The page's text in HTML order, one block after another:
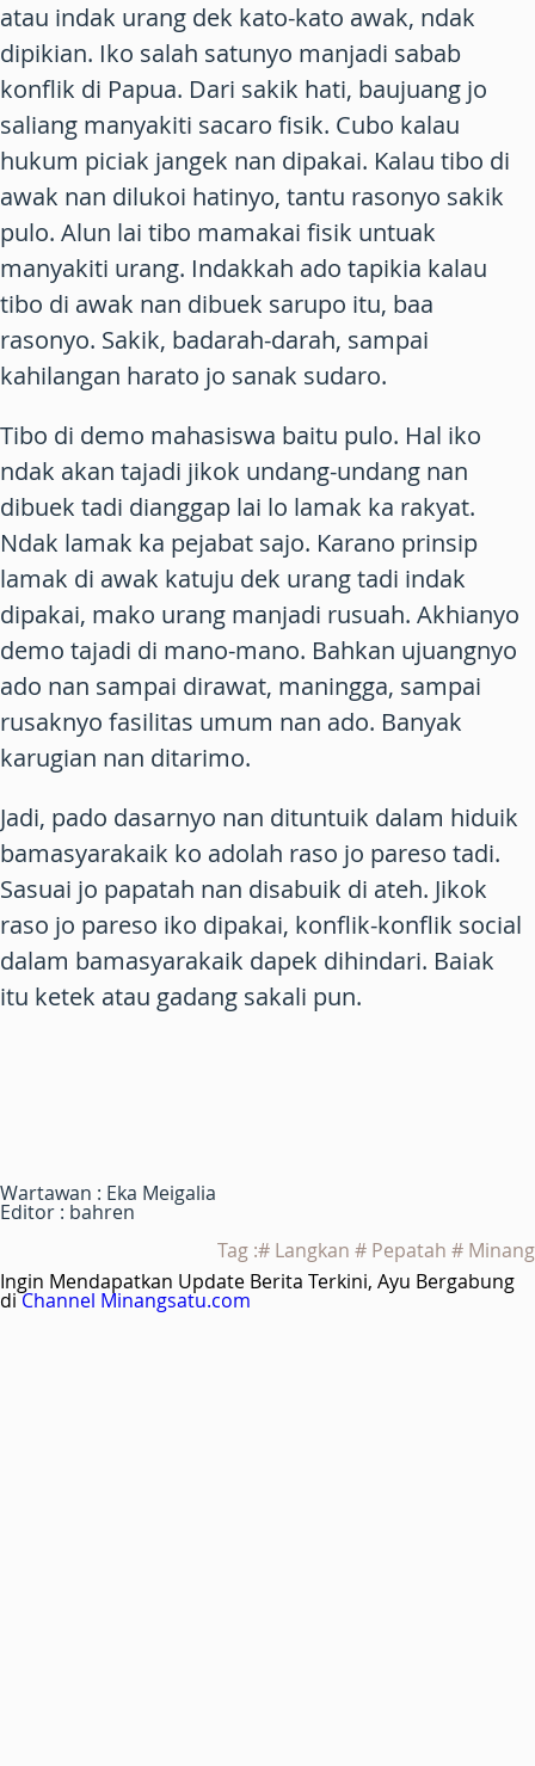
atau indak urang dek kato-kato awak, ndak
dipikian. Iko salah satunyo manjadi sabab
konflik di Papua. Dari sakik hati, baujuang jo
saliang manyakiti sacaro fisik. Cubo kalau
hukum piciak jangek nan dipakai. Kalau tibo di
awak nan dilukoi hatinyo, tantu rasonyo sakik
pulo. Alun lai tibo mamakai fisik untuak
manyakiti urang. Indakkah ado tapikia kalau
tibo di awak nan dibuek sarupo itu, baa
rasonyo. Sakik, badarah-darah, sampai
kahilangan harato jo sanak sudaro.
Tibo di demo mahasiswa baitu pulo. Hal iko
ndak akan tajadi jikok undang-undang nan
dibuek tadi dianggap lai lo lamak ka rakyat.
Ndak lamak ka pejabat sajo. Karano prinsip
lamak di awak katuju dek urang tadi indak
dipakai, mako urang manjadi rusuah. Akhianyo
demo tajadi di mano-mano. Bahkan ujuangnyo
ado nan sampai dirawat, maningga, sampai
rusaknyo fasilitas umum nan ado. Banyak
karugian nan ditarimo.
Jadi, pado dasarnyo nan dituntuik dalam hiduik
bamasyarakaik ko adolah raso jo pareso tadi.
Sasuai jo papatah nan disabuik di ateh. Jikok
raso jo pareso iko dipakai, konflik-konflik social
dalam bamasyarakaik dapek dihindari. Baiak
itu ketek atau gadang sakali pun.
Wartawan : Eka Meigalia
Editor : bahren
Tag :# Langkan # Pepatah # Minang
Ingin Mendapatkan Update Berita Terkini, Ayu Bergabung
diChannel Minangsatu.com